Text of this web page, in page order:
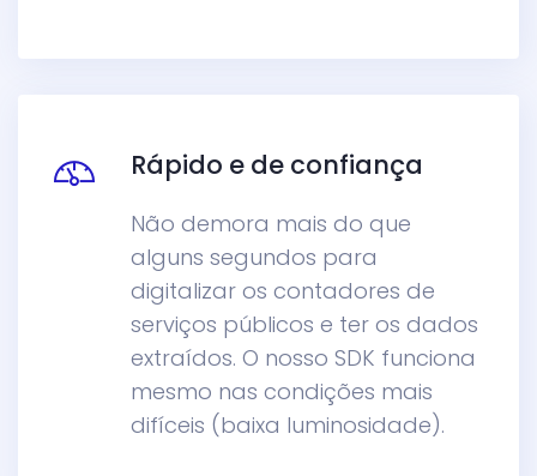
Rápido e de confiança
Não demora mais do que
alguns segundos para
digitalizar os contadores de
serviços públicos e ter os dados
extraídos. O nosso SDK funciona
mesmo nas condições mais
difíceis (baixa luminosidade).